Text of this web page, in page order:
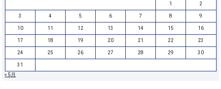
1 2
3 4 5 6 7 8 9
10 11 12 13 14 15 16
17 18 19 20 21 22 23
24 25 26 27 28 29 30
31
« 5月